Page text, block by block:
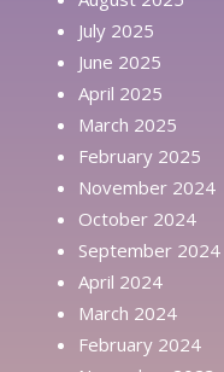
July 2025
June 2025
April 2025
March 2025
February 2025
November 2024
October 2024
September 2024
April 2024
March 2024
February 2024